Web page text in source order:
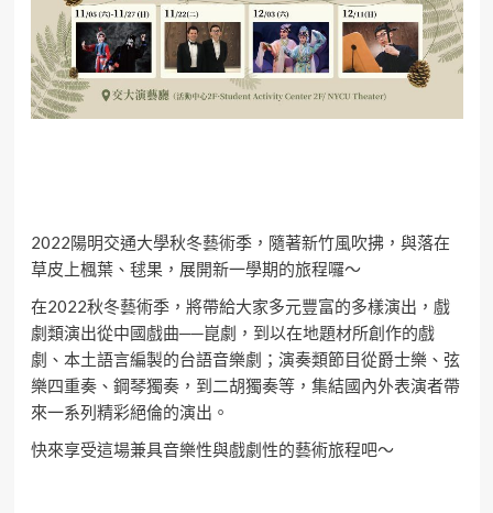
2022陽明交通大學秋冬藝術季，隨著新竹風吹拂，與落在
草皮上楓葉、毬果，展開新一學期的旅程囉～
在2022秋冬藝術季，將帶給大家多元豐富的多樣演出，戲
劇類演出從中國戲曲──崑劇，到以在地題材所創作的戲
劇、本土語言編製的台語音樂劇；演奏類節目從爵士樂、弦
樂四重奏、鋼琴獨奏，到二胡獨奏等，集結國內外表演者帶
來一系列精彩絕倫的演出。
快來享受這場兼具音樂性與戲劇性的藝術旅程吧～